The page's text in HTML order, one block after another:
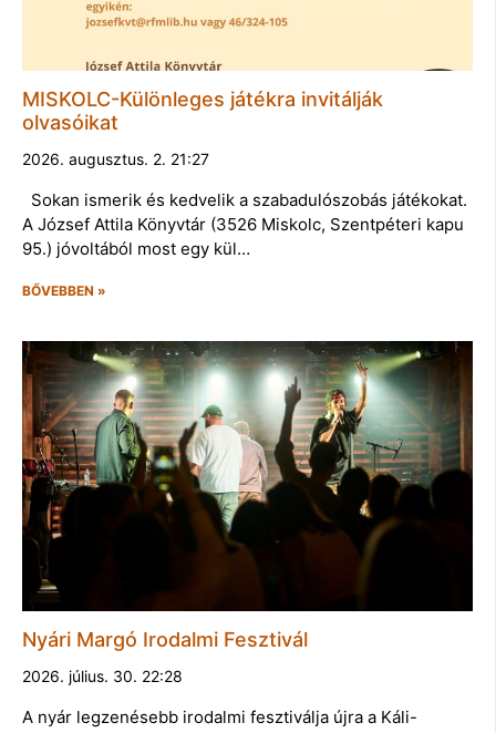
MISKOLC-Különleges játékra invitálják
olvasóikat
2026. augusztus. 2. 21:27
Sokan ismerik és kedvelik a szabadulószobás játékokat.
A József Attila Könyvtár (3526 Miskolc, Szentpéteri kapu
95.) jóvoltából most egy kül…
BŐVEBBEN »
Nyári Margó Irodalmi Fesztivál
2026. július. 30. 22:28
A nyár legzenésebb irodalmi fesztiválja újra a Káli-